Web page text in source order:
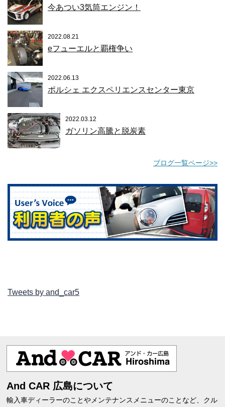
今あつい3気筒エンジン！
2022.08.21
eフューエルと覇権争い
2022.06.13
ポルシェ エクスペリエンスセンター東京
2022.03.12
ガソリン高騰と脱炭素
ブログ一覧ページ>>
Tweets by and_car5
And CAR 広島について
輸入車ディーラーのことやメンテナンスメニューのことなど、クル